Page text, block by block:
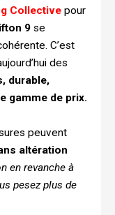
Collective pour
9 se
C’est
des
durable,
gamme de prix.
peuvent
altération
en revanche à
pesez plus de